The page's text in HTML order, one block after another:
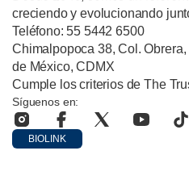
creciendo y evolucionando
Teléfono: 55 5442 6500
Chimalpopoca 38, Col.
de México, CDMX
Cumple los criterios de The
Síguenos en:
BIOLINK